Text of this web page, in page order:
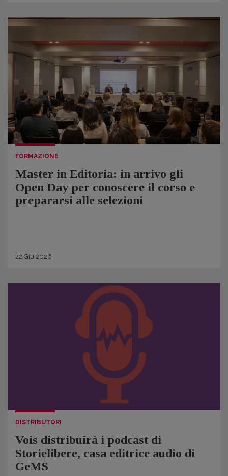
FORMAZIONE
Master in Editoria: in arrivo gli
Open Day per conoscere il corso e
prepararsi alle selezioni
22 Giu 2026
DISTRIBUTORI
Vois distribuirà i podcast di
Storielibere, casa editrice audio di
GeMS